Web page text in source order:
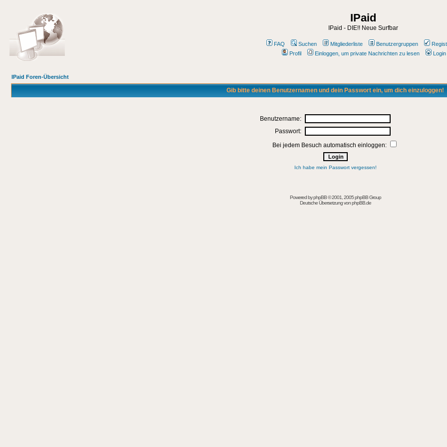
IPaid
IPaid - DIE!! Neue Surfbar
FAQ Suchen Mitgliederliste Benutzergruppen
Profil
Einloggen, um private Nachrichten zu lesen Login
IPaid Foren-Übersicht
Gib bitte deinen Benutzernamen und dein Passwort ein, um dich einzuloggen!
Benutzername:
Passwort:
Bei jedem Besuch automatisch einloggen:
Ich habe mein Passwort vergessen!
Powered byphpBB© 2001, 2005 phpBB Group
Deutsche Übersetzung vonphpBB.de